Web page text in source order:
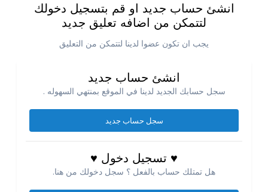
انشئ حساب جديد او قم بتسجيل دخولك
لتتمكن من اضافه تعليق جديد
يجب ان تكون عضوا لدينا لتتمكن من التعليق
انشئ حساب جديد
سجل حسابك الجديد لدينا في الموقع بمنتهي السهوله .
سجل حساب جديد
♥ تسجيل دخول ♥
هل تمتلك حساب بالفعل ؟ سجل دخولك من هنا.